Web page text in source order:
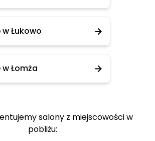
w Łukowo
w Łomża
salony z miejscowości w
pobliżu: